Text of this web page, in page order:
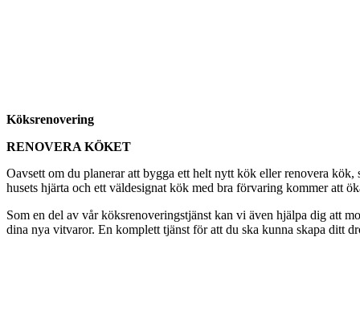
Köksrenovering
RENOVERA KÖKET
Oavsett om du planerar att bygga ett helt nytt kök eller renovera
husets hjärta och ett väldesignat kök med bra förvaring kommer att
Som en del av vår köksrenoveringstjänst kan vi även hjälpa dig att
dina nya vitvaror. En komplett tjänst för att du ska kunna skapa ditt